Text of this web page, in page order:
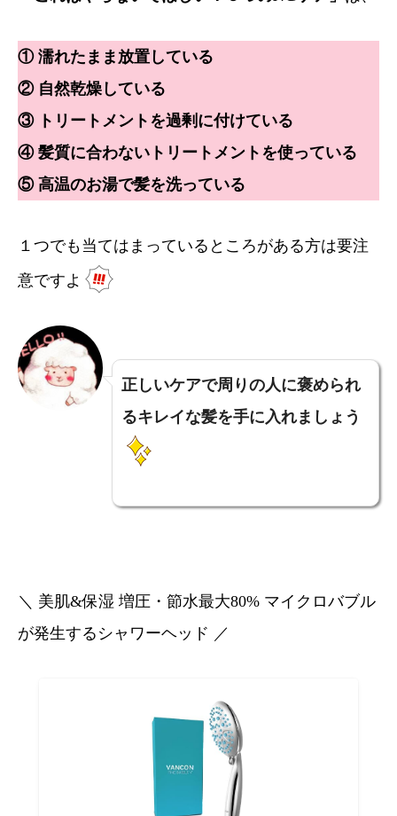
① 濡れたまま放置している
② 自然乾燥している
③ トリートメントを過剰に付けている
④ 髪質に合わないトリートメントを使っている
⑤ 高温のお湯で髪を洗っている
１つでも当てはまっているところがある方は要注
意ですよ
正しいケアで周りの人に褒められ
るキレイな髪を手に入れましょう
＼ 美肌&保湿 増圧・節水最大80% マイクロバブル
が発生するシャワーヘッド ／